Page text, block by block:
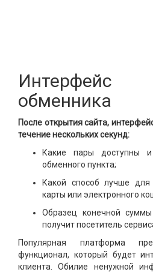
обменника
После открытия сайта,
течение нескольких секунд:
Какие пары доступны и
обменного пункта;
Какой способ лучше
карты или электронного
Образец конечной
получит посетитель
Популярная платформа
функционал, который будет
клиента. Обилие ненужной